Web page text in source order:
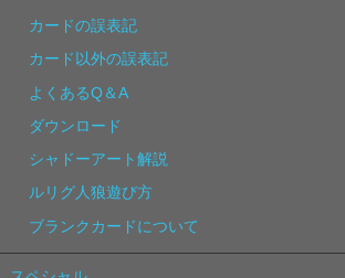
カードの誤表記
カード以外の誤表記
よくあるQ＆A
ダウンロード
シャドーアート解説
ルリグ人狼遊び方
ブランクカードについて